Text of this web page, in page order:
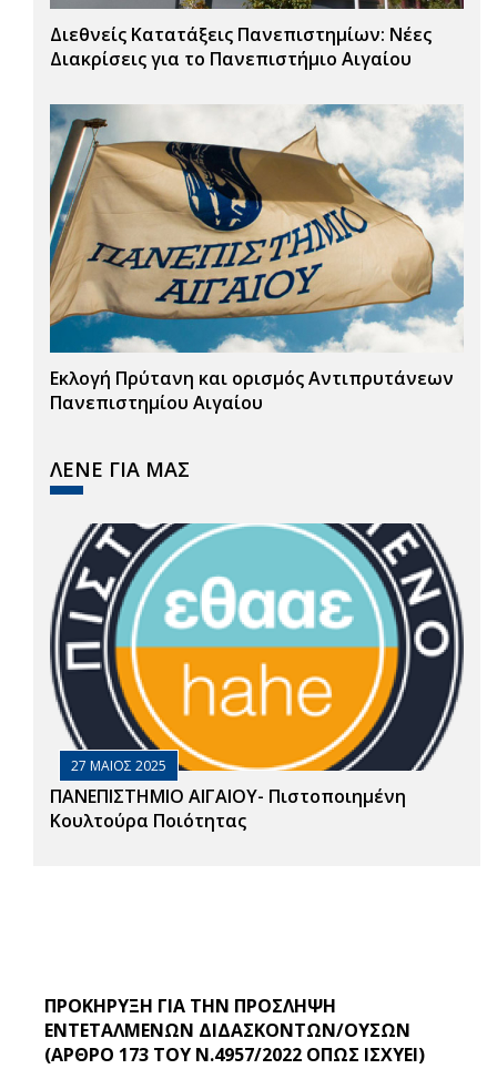
Διεθνείς Κατατάξεις Πανεπιστημίων: Νέες
Διακρίσεις για το Πανεπιστήμιο Αιγαίου
Εκλογή Πρύτανη και ορισμός Αντιπρυτάνεων
Πανεπιστημίου Αιγαίου
ΛΕΝΕ ΓΙΑ ΜΑΣ
27 ΜΑΙΟΣ 2025
ΠΑΝΕΠΙΣΤΗΜΙΟ ΑΙΓΑΙΟΥ- Πιστοποιημένη
Κουλτούρα Ποιότητας
ΠΡΟΚΗΡΥΞΗ ΓΙΑ ΤΗΝ ΠΡΟΣΛΗΨΗ
ΕΝΤΕΤΑΛΜΕΝΩΝ ΔΙΔΑΣΚΟΝΤΩΝ/ΟΥΣΩΝ
(ΑΡΘΡΟ 173 ΤΟΥ Ν.4957/2022 ΟΠΩΣ ΙΣΧΥΕΙ)